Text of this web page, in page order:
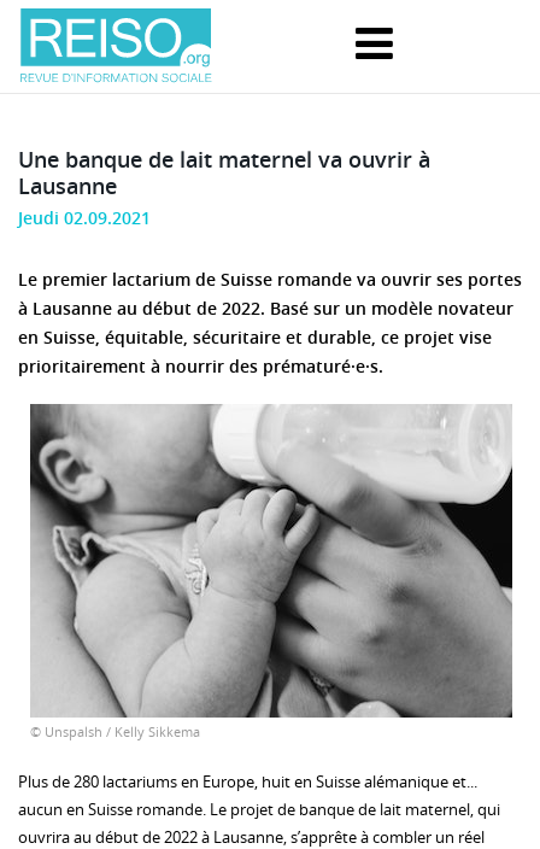
Une banque de lait maternel va ouvrir à
Lausanne
Jeudi 02.09.2021
Le premier lactarium de Suisse romande va ouvrir ses portes
à Lausanne au début de 2022. Basé sur un modèle novateur
en Suisse, équitable, sécuritaire et durable, ce projet vise
prioritairement à nourrir des prématuré·e·s.
© Unspalsh / Kelly Sikkema
Plus de 280 lactariums en Europe, huit en Suisse alémanique et...
aucun en Suisse romande. Le projet de banque de lait maternel, qui
ouvrira au début de 2022 à Lausanne, s’apprête à combler un réel